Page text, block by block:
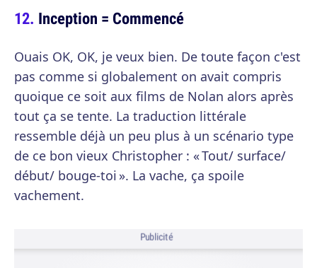
Inception = Commencé
Ouais OK, OK, je veux bien. De toute façon c'est
pas comme si globalement on avait compris
quoique ce soit aux films de Nolan alors après
tout ça se tente. La traduction littérale
ressemble déjà un peu plus à un scénario type
de ce bon vieux Christopher : « Tout/ surface/
début/ bouge-toi ». La vache, ça spoile
vachement.
Publicité